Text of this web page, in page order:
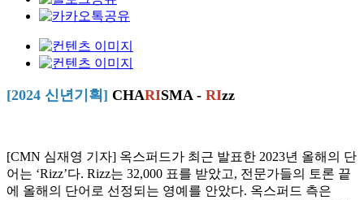
[2024 신년기획] CHARISMA - RIzz
[CMN 심재영 기자] 옥스퍼드가 최근 발표한 2023년 올해의 단
어는 ‘Rizz’다. Rizz는 32,000 표를 받았고, 전문가들의 토론 끝
에 올해의 단어로 선정되는 영예를 안았다. 옥스퍼드 측은